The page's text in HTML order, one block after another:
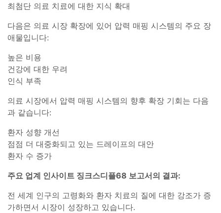
최첨단 의료 치료에 대한 지식 확대
다음은 의료 시장 확장에 있어 압력 매핑 시스템의 주요 장
애물입니다:
높은 비용
건강에 대한 우려
인식 부족
의료 시장에서 압력 매핑 시스템의 향후 확장 기회는 다음
과 같습니다:
환자 성향 개선
점점 더 대중화되고 있는 드레이프의 대안
환자 수 증가
주요 업계 인사이트 징크스디플68 보고서의 결과:
전 세계 인구의 고령화와 환자 치료의 질에 대한 강조가 증
가하면서 시장이 성장하고 있습니다.